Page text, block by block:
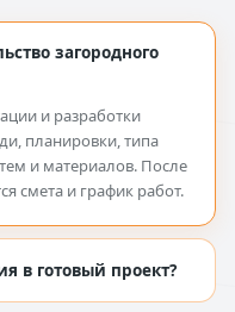
загородного
и разработки
планировки, типа
и материалов. После
смета и график работ.
в готовый проект?